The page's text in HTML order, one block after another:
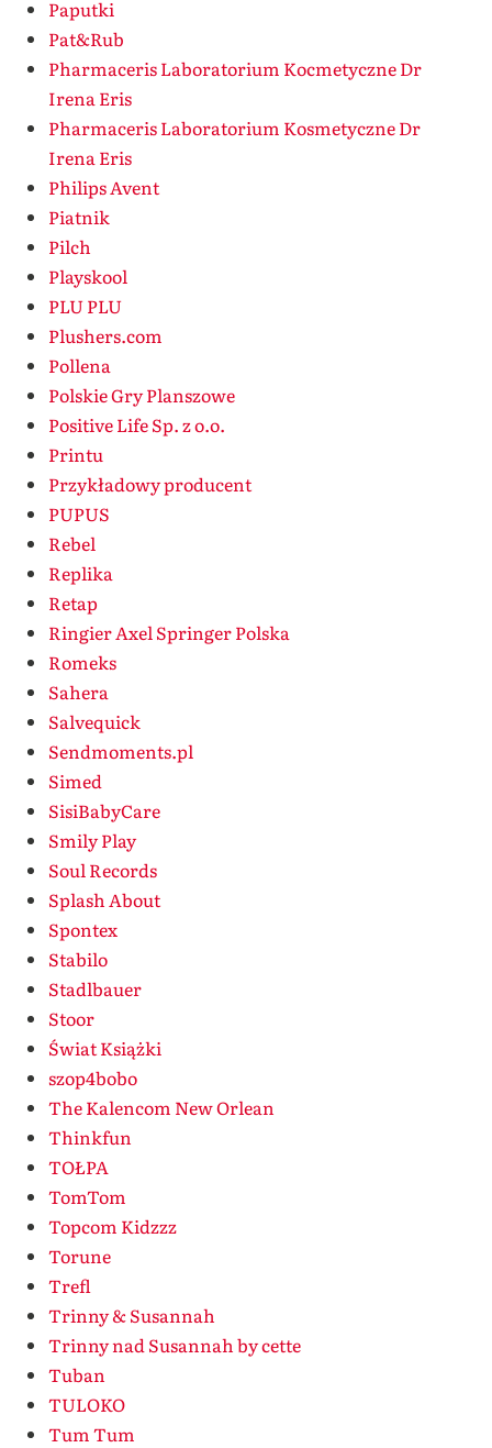
Paputki
Pat&Rub
Pharmaceris Laboratorium Kocmetyczne Dr
Irena Eris
Pharmaceris Laboratorium Kosmetyczne Dr
Irena Eris
Philips Avent
Piatnik
Pilch
Playskool
PLU PLU
Plushers.com
Pollena
Polskie Gry Planszowe
Positive Life Sp. z o.o.
Printu
Przykładowy producent
PUPUS
Rebel
Replika
Retap
Ringier Axel Springer Polska
Romeks
Sahera
Salvequick
Sendmoments.pl
Simed
SisiBabyCare
Smily Play
Soul Records
Splash About
Spontex
Stabilo
Stadlbauer
Stoor
Świat Książki
szop4bobo
The Kalencom New Orlean
Thinkfun
TOŁPA
TomTom
Topcom Kidzzz
Torune
Trefl
Trinny & Susannah
Trinny nad Susannah by cette
Tuban
TULOKO
Tum Tum